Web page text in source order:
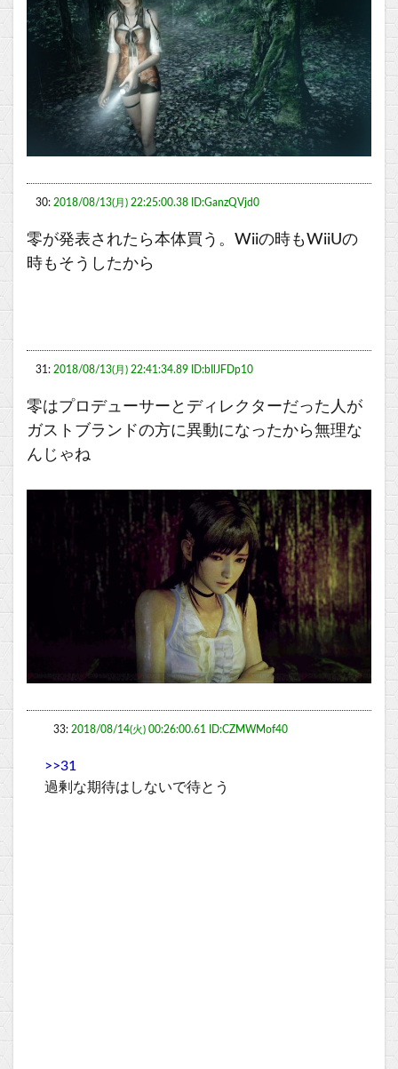
30: 2018/08/13(月) 22:25:00.38 ID:GanzQVjd0
零が発表されたら本体買う。Wiiの時もWiiUの
時もそうしたから
31: 2018/08/13(月) 22:41:34.89 ID:bIlJFDp10
零はプロデューサーとディレクターだった人が
ガストブランドの方に異動になったから無理な
んじゃね
33: 2018/08/14(火) 00:26:00.61 ID:CZMWMof40
>>31
過剰な期待はしないで待とう